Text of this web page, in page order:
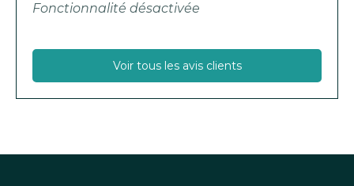
Fonctionnalité désactivée
Voir tous les avis clients